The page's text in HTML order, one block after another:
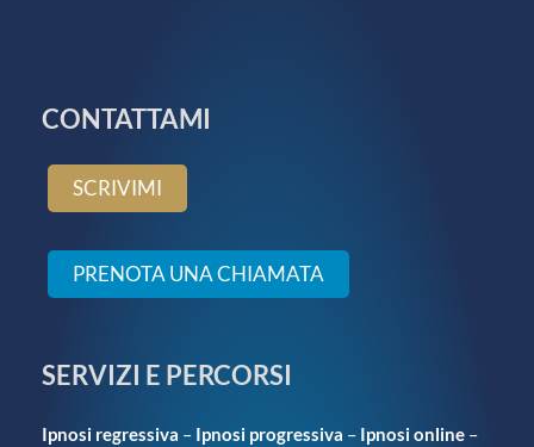
CONTATTAMI
SCRIVIMI
PRENOTA UNA CHIAMATA
SERVIZI E PERCORSI
Ipnosi regressiva – Ipnosi progressiva – Ipnosi online –